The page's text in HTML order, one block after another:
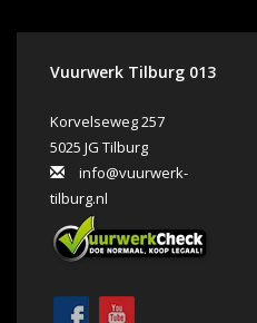
Vuurwerk Tilburg 013
Korvelseweg 257
5025 JG Tilburg
info@vuurwerk-
tilburg.nl